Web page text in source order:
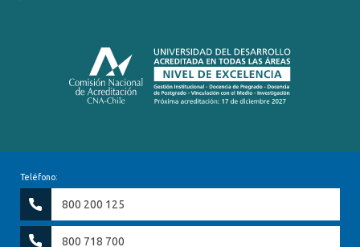
Teléfono:
800 200 125
800 718 700